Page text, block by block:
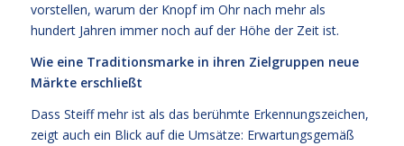
vorstellen, warum der Knopf im Ohr nach mehr als
hundert Jahren immer noch auf der Höhe der Zeit ist.
Wie eine Traditionsmarke in ihren Zielgruppen neue
Märkte erschließt
Dass Steiff mehr ist als das berühmte Erkennungszeichen,
zeigt auch ein Blick auf die Umsätze: Erwartungsgemäß